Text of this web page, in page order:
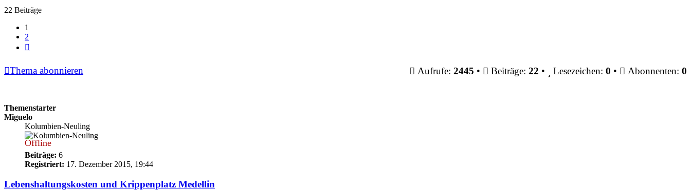
22 Beiträge
1
2
Thema abonnieren Aufrufe: 2445 • Beiträge: 22 • Lesezeichen: 0 • Abonnenten: 0
Themenstarter
Miguelo
Kolumbien-Neuling
Offline
Beiträge: 6
Registriert: 17. Dezember 2015, 19:44
Lebenshaltungskosten und Krippenplatz Medellin